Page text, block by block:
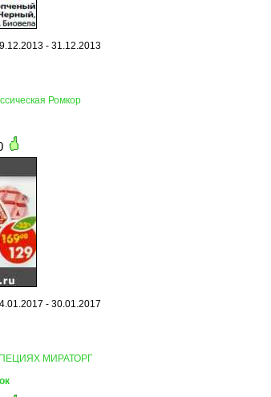
- 31.12.2013
Ромкор
- 30.01.2017
МИРАТОРГ